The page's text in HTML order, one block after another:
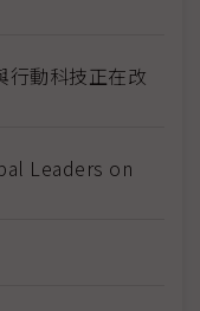
行動科技正在改
Leaders on